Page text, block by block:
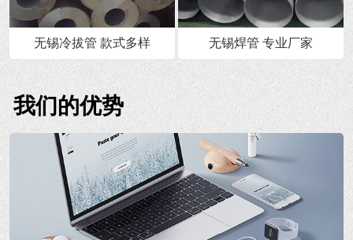
无锡冷拔管 款式多样 无锡焊管 专业厂家
我们的优势